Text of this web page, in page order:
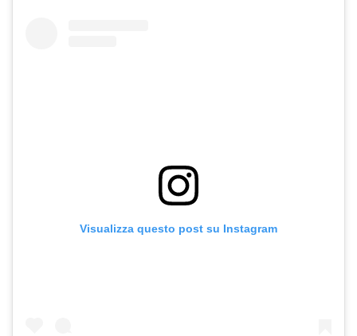
Visualizza questo post su Instagram